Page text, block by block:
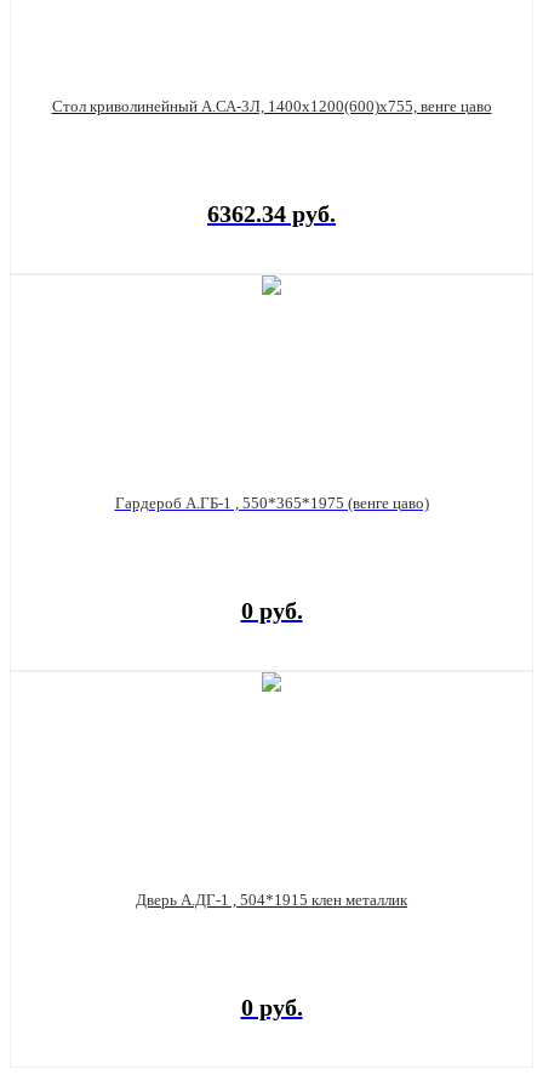
Стол криволинейный А.СА-3Л, 1400х1200(600)х755, венге цаво
6362.34 руб.
Гардероб А.ГБ-1 , 550*365*1975 (венге цаво)
0 руб.
Дверь А.ДГ-1 , 504*1915 клен металлик
0 руб.